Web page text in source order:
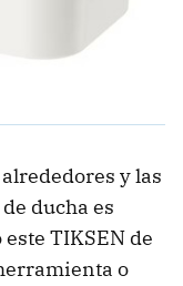
y las
ducha es
este TIKSEN de
o